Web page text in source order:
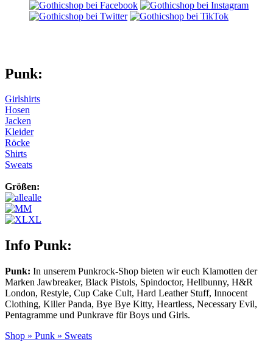
Punk:
Girlshirts
Hosen
Jacken
Kleider
Röcke
Shirts
Sweats
Größen:
alle
M
XL
Info Punk:
Punk: In unserem Punkrock-Shop bieten wir euch Klamotten der
Marken Jawbreaker, Black Pistols, Spindoctor, Hellbunny, H&R
London, Restyle, Cup Cake Cult, Hard Leather Stuff, Innocent
Clothing, Killer Panda, Bye Bye Kitty, Heartless, Necessary Evil,
Pentagramme und Punkrave für Boys und Girls.
Shop » Punk » Sweats